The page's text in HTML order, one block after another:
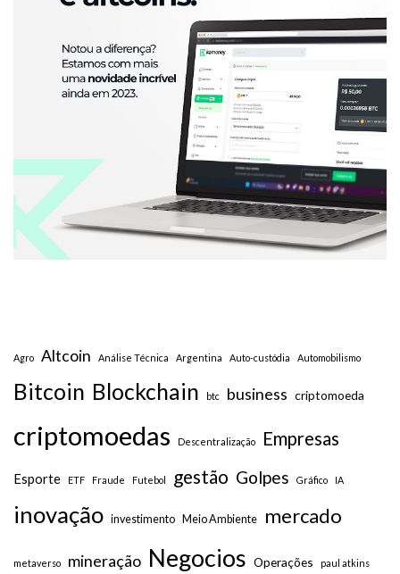
Agro Altcoin Análise Técnica Argentina Auto-custódia Automobilismo
Bitcoin Blockchain btc business criptomoeda
criptomoedas Descentralização Empresas
Esporte ETF Fraude Futebol gestão Golpes Gráfico IA
inovação investimento Meio Ambiente mercado
metaverso mineração Negocios Operações paul atkins